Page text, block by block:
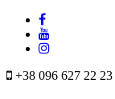
+38 096 627 22 23